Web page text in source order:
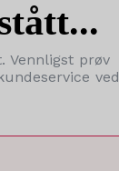
Vennligst prøv
ved